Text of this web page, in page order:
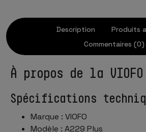
Description
Produits
Commentaires (0)
À propos de la
Spécifications
Marque : VIOFO
Modèle : A229 Plus